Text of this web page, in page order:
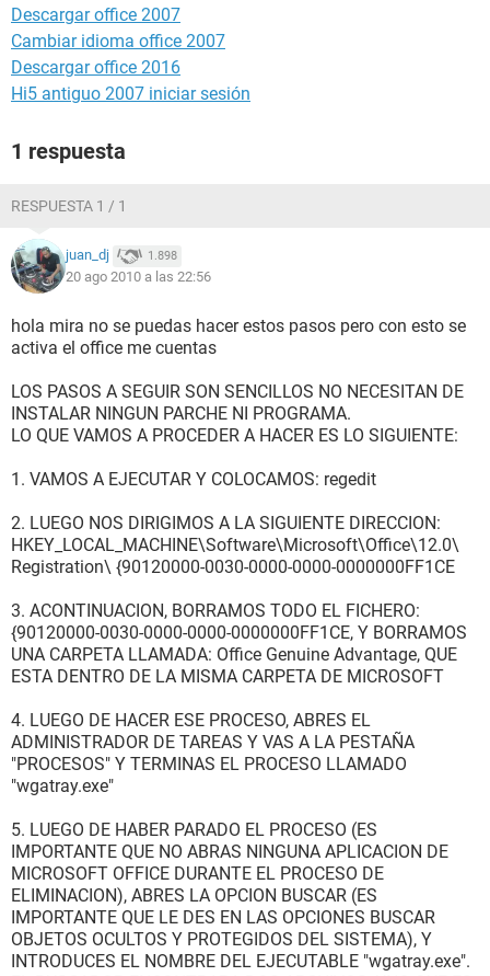
Descargar office 2007
Cambiar idioma office 2007
Descargar office 2016
Hi5 antiguo 2007 iniciar sesión
1 respuesta
RESPUESTA 1 / 1
juan_dj 1.898
20 ago 2010 a las 22:56
hola mira no se puedas hacer estos pasos pero con esto se
activa el office me cuentas
LOS PASOS A SEGUIR SON SENCILLOS NO NECESITAN DE
INSTALAR NINGUN PARCHE NI PROGRAMA.
LO QUE VAMOS A PROCEDER A HACER ES LO SIGUIENTE:
1. VAMOS A EJECUTAR Y COLOCAMOS: regedit
2. LUEGO NOS DIRIGIMOS A LA SIGUIENTE DIRECCION:
HKEY_LOCAL_MACHINE\Software\Microsoft\Office\12.0\
Registration\ {90120000-0030-0000-0000-0000000FF1CE
3. ACONTINUACION, BORRAMOS TODO EL FICHERO:
{90120000-0030-0000-0000-0000000FF1CE, Y BORRAMOS
UNA CARPETA LLAMADA: Office Genuine Advantage, QUE
ESTA DENTRO DE LA MISMA CARPETA DE MICROSOFT
4. LUEGO DE HACER ESE PROCESO, ABRES EL
ADMINISTRADOR DE TAREAS Y VAS A LA PESTAÑA
"PROCESOS" Y TERMINAS EL PROCESO LLAMADO
"wgatray.exe"
5. LUEGO DE HABER PARADO EL PROCESO (ES
IMPORTANTE QUE NO ABRAS NINGUNA APLICACION DE
MICROSOFT OFFICE DURANTE EL PROCESO DE
ELIMINACION), ABRES LA OPCION BUSCAR (ES
IMPORTANTE QUE LE DES EN LAS OPCIONES BUSCAR
OBJETOS OCULTOS Y PROTEGIDOS DEL SISTEMA), Y
INTRODUCES EL NOMBRE DEL EJECUTABLE "wgatray.exe".